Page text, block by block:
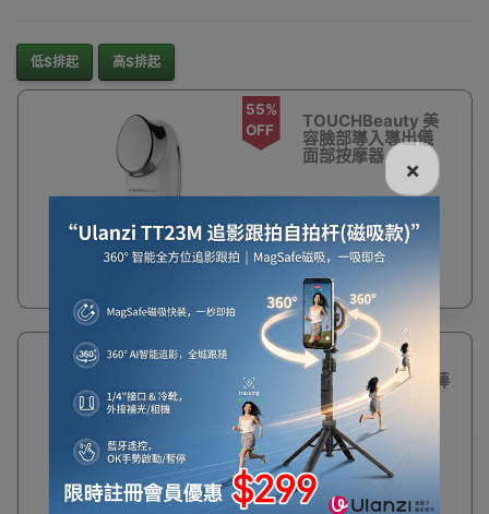
低$排起 高$排起
55%
OFF
TOUCHBeauty 美
容臉部導入導出儀
面部按摩器
$172 $388
47%
TOUCHBeauty 去
眼袋導入熱敷按摩棒
$141 $268
×